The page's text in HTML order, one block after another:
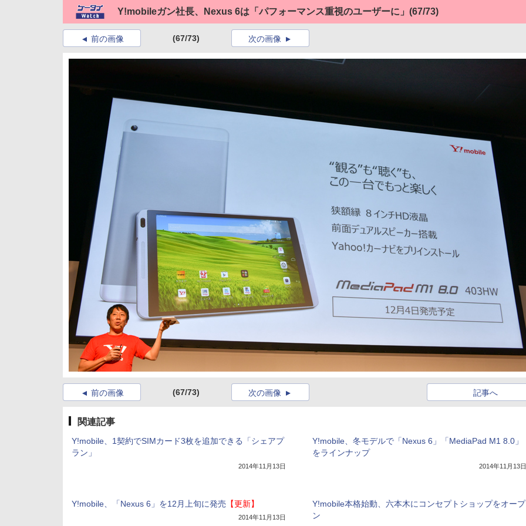
Y!mobileガン社長、Nexus 6は「パフォーマンス重視のユーザーに」 (67/73)
前の画像 (67/73) 次の画像
前の画像 (67/73) 記事へ
次の画像
関連記事
Y!mobile、1契約でSIMカード3枚を追加できる「シェアプ
ラン」
2014年11月13日
Y!mobile、冬モデルで「Nexus 6」「MediaPad M1 8.0」
をラインナップ
2014年11月13日
Y!mobile、「Nexus 6」を12月上旬に発売 【更新】
2014年11月13日
Y!mobile本格始動、六本木にコンセプトショップをオープ
ン